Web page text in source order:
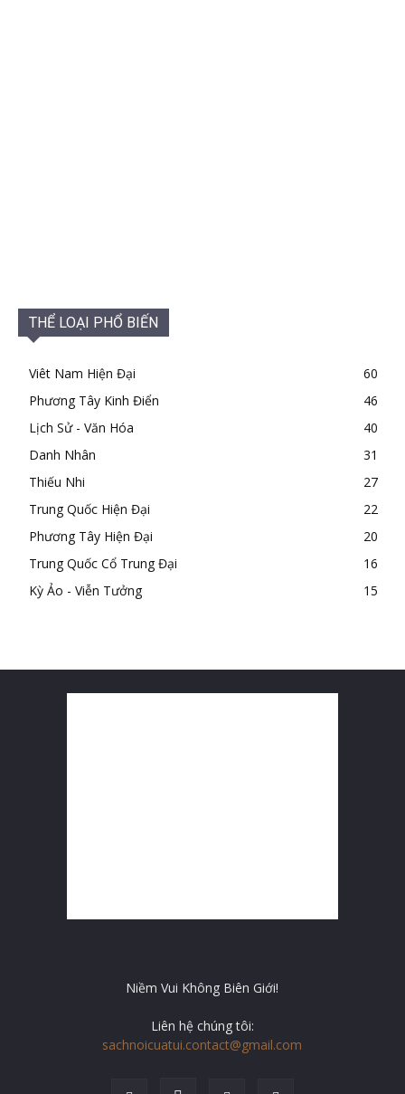
THỂ LOẠI PHỔ BIẾN
Viêt Nam Hiện Đại
60
Phương Tây Kinh Điển
46
Lịch Sử - Văn Hóa
40
Danh Nhân
31
Thiếu Nhi
27
Trung Quốc Hiện Đại
22
Phương Tây Hiện Đại
20
Trung Quốc Cổ Trung Đại
16
Kỳ Ảo - Viễn Tưởng
15
Niềm Vui Không Biên Giới!
Liên hệ chúng tôi:
sachnoicuatui.contact@gmail.com